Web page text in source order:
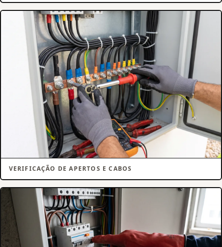
VERIFICAÇÃO DE APERTOS E CABOS